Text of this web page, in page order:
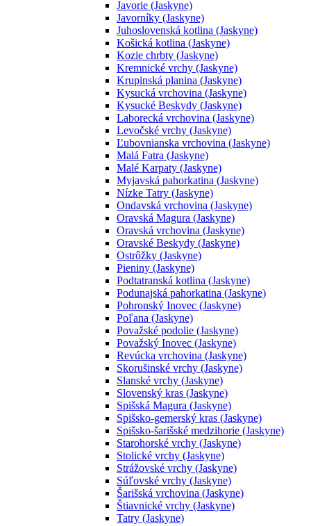
Javorie (Jaskyne)
Javorníky (Jaskyne)
Juhoslovenská kotlina (Jaskyne)
Košická kotlina (Jaskyne)
Kozie chrbty (Jaskyne)
Kremnické vrchy (Jaskyne)
Krupinská planina (Jaskyne)
Kysucká vrchovina (Jaskyne)
Kysucké Beskydy (Jaskyne)
Laborecká vrchovina (Jaskyne)
Levočské vrchy (Jaskyne)
Ľubovnianska vrchovina (Jaskyne)
Malá Fatra (Jaskyne)
Malé Karpaty (Jaskyne)
Myjavská pahorkatina (Jaskyne)
Nízke Tatry (Jaskyne)
Ondavská vrchovina (Jaskyne)
Oravská Magura (Jaskyne)
Oravská vrchovina (Jaskyne)
Oravské Beskydy (Jaskyne)
Ostrôžky (Jaskyne)
Pieniny (Jaskyne)
Podtatranská kotlina (Jaskyne)
Podunajská pahorkatina (Jaskyne)
Pohronský Inovec (Jaskyne)
Poľana (Jaskyne)
Považské podolie (Jaskyne)
Považský Inovec (Jaskyne)
Revúcka vrchovina (Jaskyne)
Skorušinské vrchy (Jaskyne)
Slanské vrchy (Jaskyne)
Slovenský kras (Jaskyne)
Spišská Magura (Jaskyne)
Spišsko-gemerský kras (Jaskyne)
Spišsko-šarišské medzihorie (Jaskyne)
Starohorské vrchy (Jaskyne)
Stolické vrchy (Jaskyne)
Strážovské vrchy (Jaskyne)
Súľovské vrchy (Jaskyne)
Šarišská vrchovina (Jaskyne)
Štiavnické vrchy (Jaskyne)
Tatry (Jaskyne)